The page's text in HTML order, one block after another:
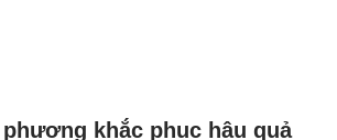
khắc phục hậu quả